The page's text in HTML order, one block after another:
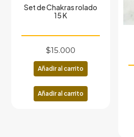
Set de Chakras rolado
15 K
$15.000
Añadir al carrito
Añadir al carrito